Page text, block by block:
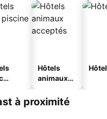
Hôtels
animaux
à proximité